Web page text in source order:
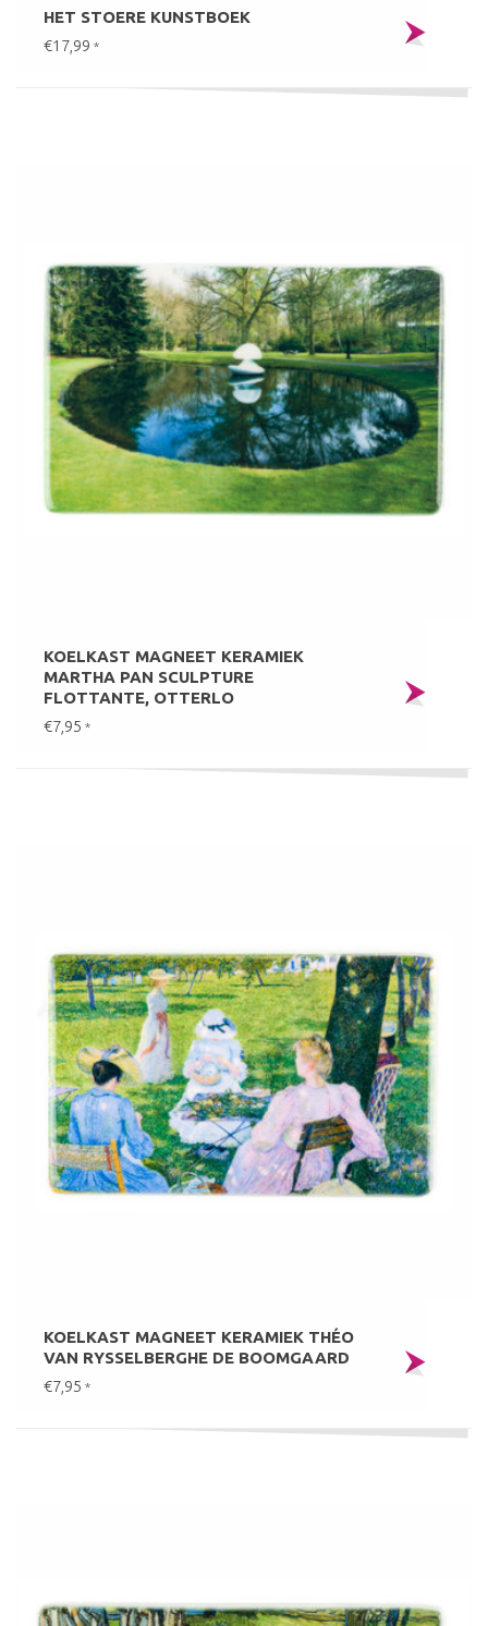
HET STOERE KUNSTBOEK
€17,99 *
KOELKAST MAGNEET KERAMIEK
MARTHA PAN SCULPTURE
FLOTTANTE, OTTERLO
€7,95 *
KOELKAST MAGNEET KERAMIEK THÉO
VAN RYSSELBERGHE DE BOOMGAARD
€7,95 *